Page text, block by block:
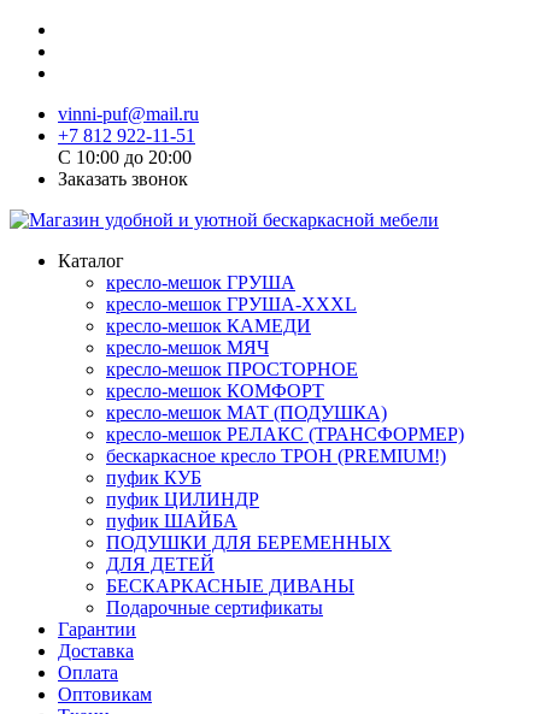
vinni-puf@mail.ru
+7 812 922-11-51
C 10:00 до 20:00
Заказать звонок
Каталог
кресло-мешок ГРУША
кресло-мешок ГРУША-XXXL
кресло-мешок КАМЕДИ
кресло-мешок МЯЧ
кресло-мешок ПРОСТОРНОЕ
кресло-мешок КОМФОРТ
кресло-мешок МАТ (ПОДУШКА)
кресло-мешок РЕЛАКС (ТРАНСФОРМЕР)
бескаркасное кресло ТРОН (PREMIUM!)
пуфик КУБ
пуфик ЦИЛИНДР
пуфик ШАЙБА
ПОДУШКИ ДЛЯ БЕРЕМЕННЫХ
ДЛЯ ДЕТЕЙ
БЕСКАРКАСНЫЕ ДИВАНЫ
Подарочные сертификаты
Гарантии
Доставка
Оплата
Оптовикам